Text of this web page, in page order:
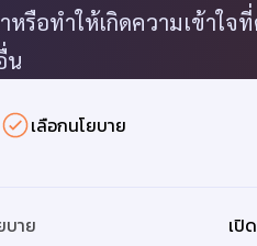
หรือทำให้เกิดความเข้าใจ
น
เลือกนโยบาย
บาย